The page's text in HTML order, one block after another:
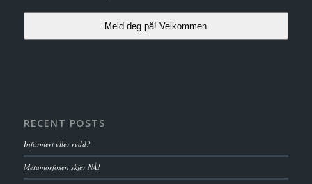
Meld deg på! Velkommen
RECENT POSTS
Informert eller redd?
Metamorfosen skjer NÅ!